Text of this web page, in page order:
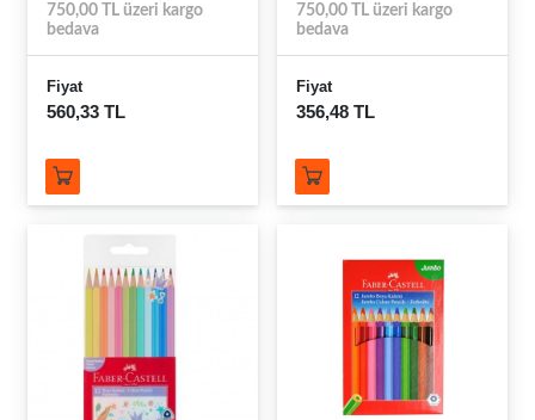
750,00 TL üzeri kargo
bedava
Fiyat
560,33 TL
750,00 TL üzeri kargo
bedava
Fiyat
356,48 TL